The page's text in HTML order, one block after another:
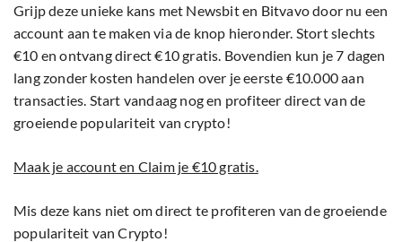
Grijp deze unieke kans met Newsbit en Bitvavo door nu een
account aan te maken via de knop hieronder. Stort slechts
€10 en ontvang direct €10 gratis. Bovendien kun je 7 dagen
lang zonder kosten handelen over je eerste €10.000 aan
transacties. Start vandaag nog en profiteer direct van de
groeiende populariteit van crypto!
Maak je account en Claim je €10 gratis.
Mis deze kans niet om direct te profiteren van de groeiende
populariteit van Crypto!